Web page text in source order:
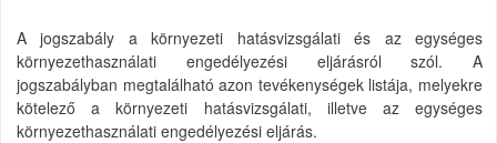
A jogszabály a környezeti hatásvizsgálati és az egységes
környezethasználati engedélyezési eljárásról szól. A
jogszabályban megtalálható azon tevékenységek listája, melyekre
kötelező a környezeti hatásvizsgálati, illetve az egységes
környezethasználati engedélyezési eljárás.